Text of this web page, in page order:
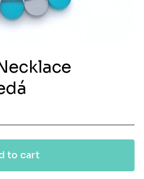
to cart